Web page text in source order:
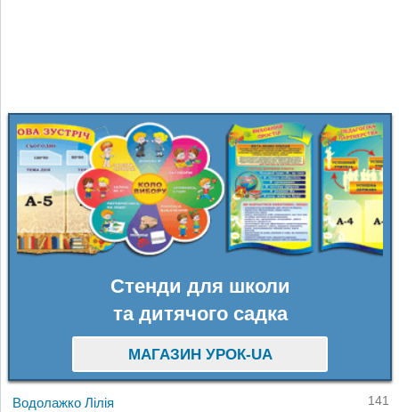
Стенди для школи
та дитячого садка
МАГАЗИН УРОК-UA
Водолажко Лілія 141